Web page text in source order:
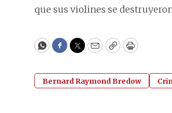
que sus violines se
WhatsApp
Facebook
Twitter
EmailCopyPrint
Bernard Raymond Bredow